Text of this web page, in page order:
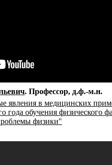
Профессор д.ф.-м.н.
явления в медицинских
года обучения физического
физики"